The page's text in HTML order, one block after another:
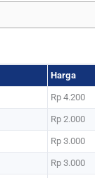
Harga
Rp 4.200
Rp 2.000
Rp 3.000
Rp 3.000